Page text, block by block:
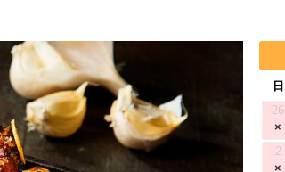
日
26
2